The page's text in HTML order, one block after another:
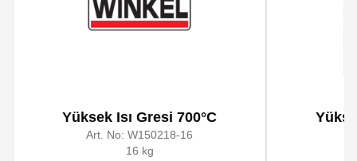
Yüksek Isı Gresi 700°C
Art. No:W150218-16
16 kg